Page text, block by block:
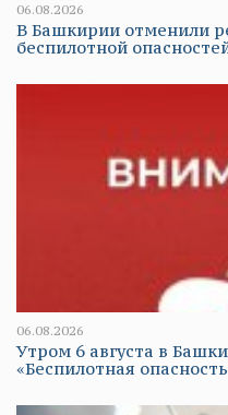
06.08.2026
В Башкирии отменили
беспилотной
06.08.2026
Утром 6 августа в
«Беспилотная